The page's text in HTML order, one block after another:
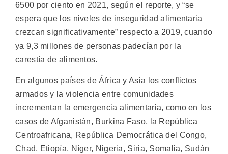
6500 por ciento en 2021, según el reporte, y “se
espera que los niveles de inseguridad alimentaria
crezcan significativamente” respecto a 2019, cuando
ya 9,3 millones de personas padecían por la
carestía de alimentos.
En algunos países de África y Asia los conflictos
armados y la violencia entre comunidades
incrementan la emergencia alimentaria, como en los
casos de Afganistán, Burkina Faso, la República
Centroafricana, República Democrática del Congo,
Chad, Etiopía, Níger, Nigeria, Siria, Somalia, Sudán